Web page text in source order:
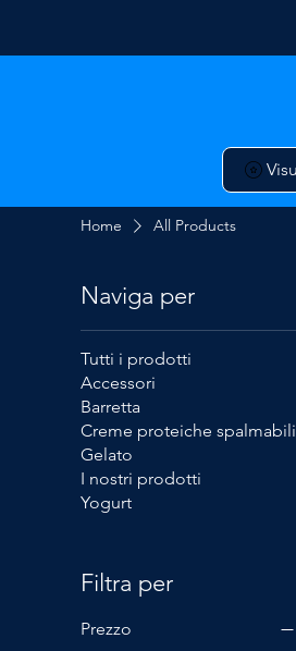
Home All Products
Naviga per
Tutti i prodotti
Accessori
Barretta
Creme proteiche spalmabili
Gelato
I nostri prodotti
Yogurt
Filtra per
Prezzo